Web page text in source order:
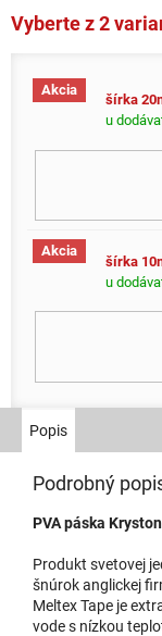
Vyberte z 2
Akcia
šírka
u
Akcia
šírka
u
Popis
Podrobný
PVA páska
Produkt svetovej
šnúrok anglickej
Meltex Tape je
vode s nízkou